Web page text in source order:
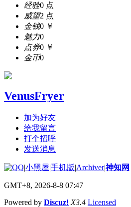
经验0 点
威望2 点
金钱0 ￥
魅力0
点券0 ￥
金币0
VenusFryer
加为好友
给我留言
打个招呼
发送消息
|小黑屋|手机版|Archiver|神知网
GMT+8, 2026-8-8 07:47
Powered by Discuz! X3.4 Licensed